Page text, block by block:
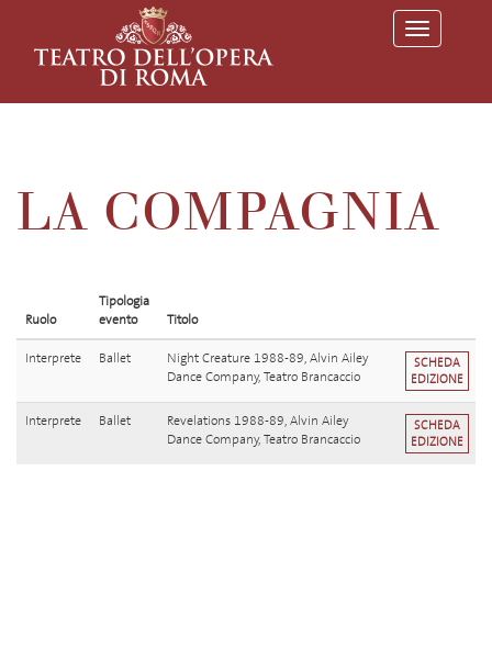
T
o
l
i
g
a
LA COMPAGNIA
Ruolo
Tipologia
evento
Titolo
Interprete Ballet
Night Creature 1988-89, Alvin Ailey
Dance Company, Teatro Brancaccio
SCHEDA
EDIZIONE
Interprete Ballet
Revelations 1988-89, Alvin Ailey
Dance Company, Teatro Brancaccio
SCHEDA
EDIZIONE